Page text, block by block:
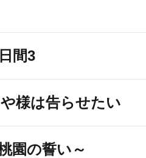
間3
様は告らせたい
園の誓い～